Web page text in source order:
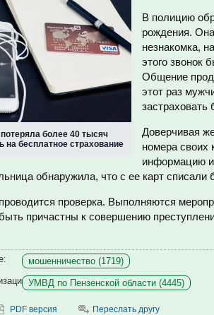
более 40 тысяч
на бесплатное страхование
В полицию
рождения.
незнакомка,
этого звонок
Общение
этот раз
застраховать
Доверчивая
номера своих
информацию
обнаружила, что с ее карт
проверка. Выполняются
причастны к совершению
мошенничество (1719)
УМВД по Пензенской области (4445)
PDF версия Переслать другу